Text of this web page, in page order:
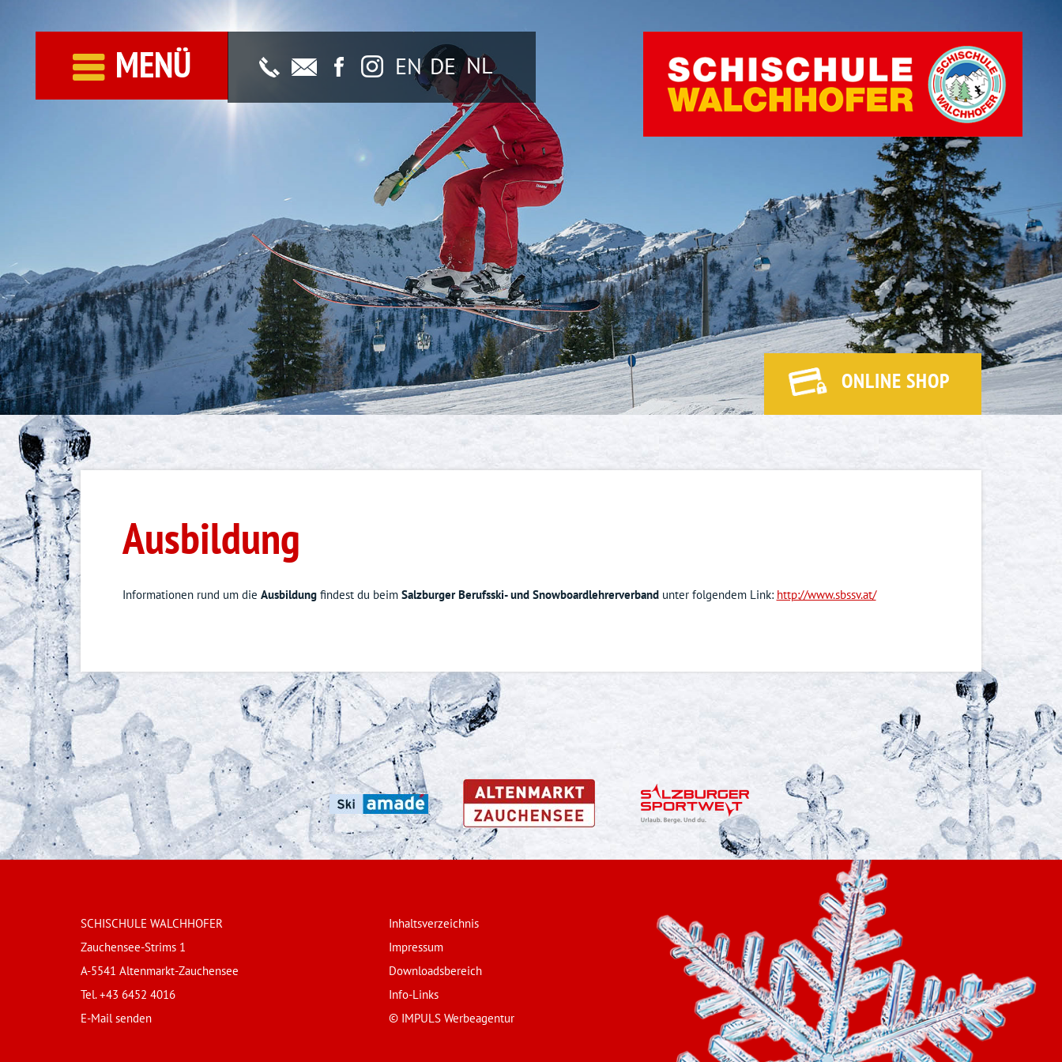
EN DE NL
MENÜ
Willkommen
Unser Team
Mediathek
Auszeichnungen
Büro & Öffnungszeiten
Kontakt, Lage & Anfahrt
Wir suchen dich
Bewerbungsformular
Ausbildung
ONLINE SHOP
Ausbildung
Informationen rund um die Ausbildungfindest du beim Salzburger Berufsski- und Snowboardlehrerverbandunter folgendem Link: http://www.sbssv.at/
SCHISCHULE WALCHHOFER
Zauchensee-Strims 1
A-5541 Altenmarkt-Zauchensee
Tel. +43 6452 4016
E-Mail senden
Inhaltsverzeichnis
Impressum
Downloadsbereich
Info-Links
© IMPULS Werbeagentur